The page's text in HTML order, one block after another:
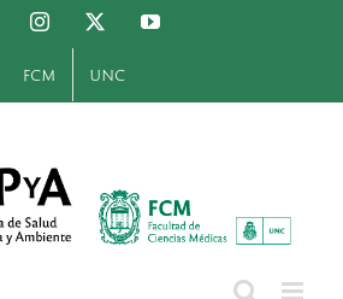
FacebookInstagram YouTube
FCM UNC